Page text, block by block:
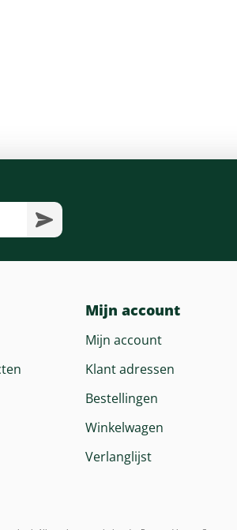
Mijn account
Mijn account
Klant adressen
Bestellingen
Winkelwagen
Verlanglijst